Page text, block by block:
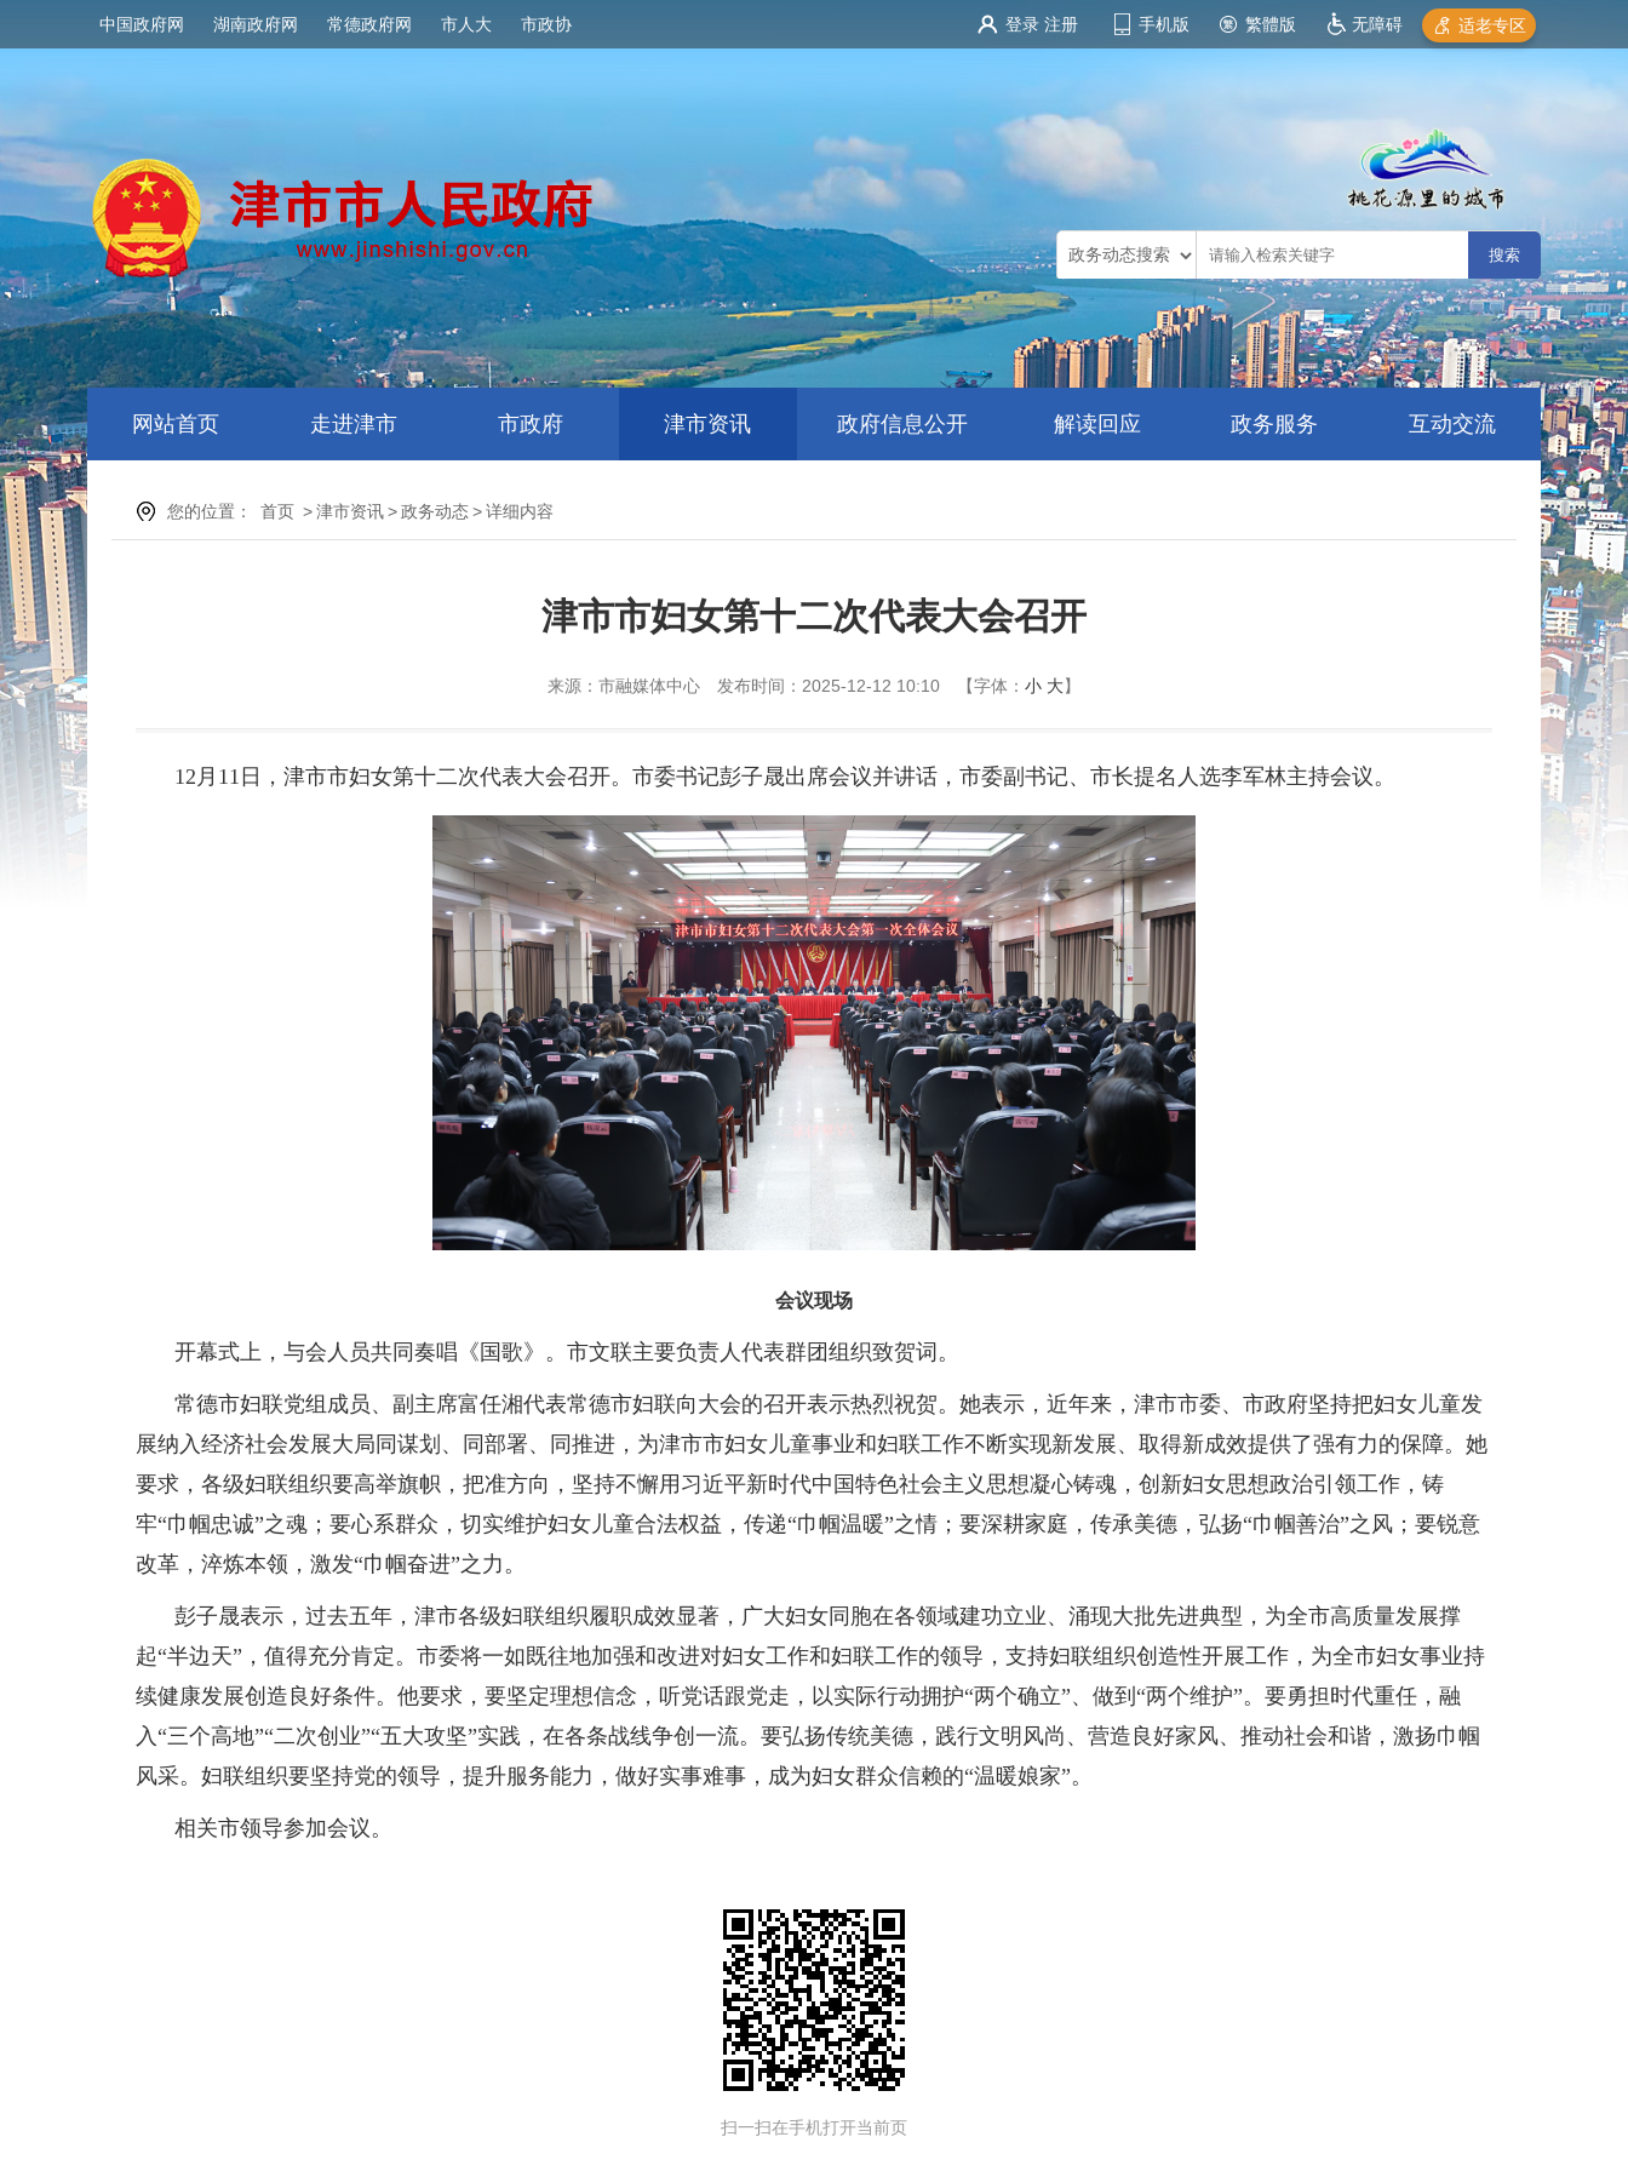
中国政府网 湖南政府网 常德政府网 市人大 市政协 登录 注册 手机版 繁體版 无障碍 适老专区
网站首页 走进津市 市政府 津市资讯 政府信息公开 解读回应 政务服务 互动交流
您的位置： 首页 >津市资讯>政务动态>详细内容
津市市妇女第十二次代表大会召开
来源：市融媒体中心 发布时间：2025-12-12 10:10 【字体： 小 大】
12月11日，津市市妇女第十二次代表大会召开。市委书记彭子晟出席会议并讲话，市委副书记、市长提名人选李军林主持会议。
会议现场
开幕式上，与会人员共同奏唱《国歌》。市文联主要负责人代表群团组织致贺词。
常德市妇联党组成员、副主席富任湘代表常德市妇联向大会的召开表示热烈祝贺。她表示，近年来，津市市委、市政府坚持把妇女儿童发
展纳入经济社会发展大局同谋划、同部署、同推进，为津市市妇女儿童事业和妇联工作不断实现新发展、取得新成效提供了强有力的保障。她
要求，各级妇联组织要高举旗帜，把准方向，坚持不懈用习近平新时代中国特色社会主义思想凝心铸魂，创新妇女思想政治引领工作，铸
牢“巾帼忠诚”之魂；要心系群众，切实维护妇女儿童合法权益，传递“巾帼温暖”之情；要深耕家庭，传承美德，弘扬“巾帼善治”之风；要锐意
改革，淬炼本领，激发“巾帼奋进”之力。
彭子晟表示，过去五年，津市各级妇联组织履职成效显著，广大妇女同胞在各领域建功立业、涌现大批先进典型，为全市高质量发展撑
起“半边天”，值得充分肯定。市委将一如既往地加强和改进对妇女工作和妇联工作的领导，支持妇联组织创造性开展工作，为全市妇女事业持
续健康发展创造良好条件。他要求，要坚定理想信念，听党话跟党走，以实际行动拥护“两个确立”、做到“两个维护”。要勇担时代重任，融
入“三个高地”“二次创业”“五大攻坚”实践，在各条战线争创一流。要弘扬传统美德，践行文明风尚、营造良好家风、推动社会和谐，激扬巾帼
风采。妇联组织要坚持党的领导，提升服务能力，做好实事难事，成为妇女群众信赖的“温暖娘家”。
相关市领导参加会议。
扫一扫在手机打开当前页